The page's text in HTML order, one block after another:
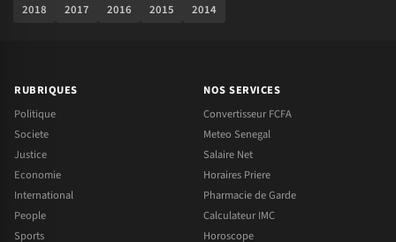
2018
2017 2016 2015 2014
RUBRIQUES
Politique
Societe
Justice
Economie
International
People
Sports
NOS SERVICES
Convertisseur FCFA
Meteo Senegal
Salaire Net
Horaires Priere
Pharmacie de Garde
Calculateur IMC
Horoscope